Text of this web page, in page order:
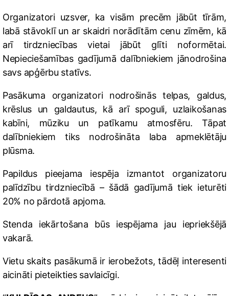
Organizatori uzsver, ka visām precēm jābūt tīrām,
labā stāvoklī un ar skaidri norādītām cenu zīmēm, kā
arī tirdzniecības vietai jābūt glīti noformētai.
Nepieciešamības gadījumā dalībniekiem jānodrošina
savs apģērbu statīvs.
Pasākuma organizatori nodrošinās telpas, galdus,
krēslus un galdautus, kā arī spoguli, uzlaikošanas
kabīni, mūziku un patīkamu atmosfēru. Tāpat
dalībniekiem tiks nodrošināta laba apmeklētāju
plūsma.
Papildus pieejama iespēja izmantot organizatoru
palīdzību tirdzniecībā – šādā gadījumā tiek ieturēti
20% no pārdotā apjoma.
Stenda iekārtošana būs iespējama jau iepriekšējā
vakarā.
Vietu skaits pasākumā ir ierobežots, tādēļ interesenti
aicināti pieteikties savlaicīgi.